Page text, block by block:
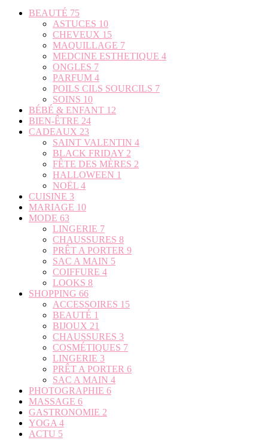
BEAUTÉ 75
ASTUCES 10
CHEVEUX 15
MAQUILLAGE 7
MEDCINE ESTHETIQUE 4
ONGLES 7
PARFUM 4
POILS CILS SOURCILS 7
SOINS 10
BÉBÉ & ENFANT 12
BIEN-ÊTRE 24
CADEAUX 23
SAINT VALENTIN 4
BLACK FRIDAY 2
FÊTE DES MÈRES 2
HALLOWEEN 1
NOËL 4
CUISINE 3
MARIAGE 10
MODE 63
LINGERIE 7
CHAUSSURES 8
PRÊT A PORTER 9
SAC A MAIN 5
COIFFURE 4
LOOKS 8
SHOPPING 66
ACCESSOIRES 15
BEAUTÉ 1
BIJOUX 21
CHAUSSURES 3
COSMÉTIQUES 7
LINGERIE 3
PRÊT A PORTER 6
SAC A MAIN 4
PHOTOGRAPHIE 6
MASSAGE 6
GASTRONOMIE 2
YOGA 4
ACTU 5